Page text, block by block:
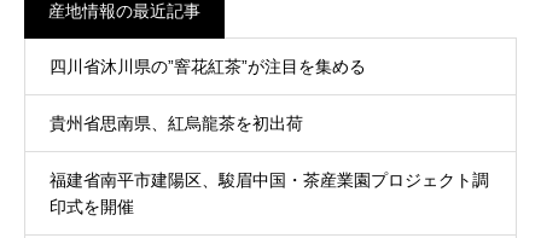
産地情報の最近記事
四川省沐川県の”窨花紅茶”が注目を集める
貴州省思南県、紅烏龍茶を初出荷
福建省南平市建陽区、駿眉中国・茶産業園プロジェクト調
印式を開催